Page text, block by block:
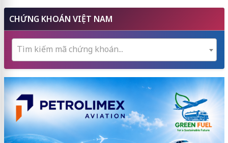
CHỨNG KHOÁN VIỆT NAM
Tìm kiếm mã chứng khoán...